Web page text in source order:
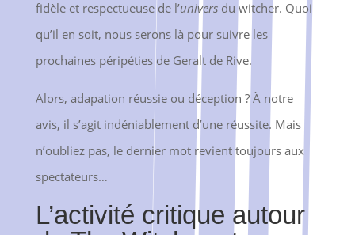
fidèle et respectueuse de l’universdu witcher. Quoi
qu’il en soit, nous serons là pour suivre les
prochaines péripéties de Geralt de Rive.
Alors, adapation réussie ou déception ? À notre
avis, il s’agit indéniablement d’une réussite. Mais
n’oubliez pas, le dernier mot revient toujours aux
spectateurs…
L’activité critique autour